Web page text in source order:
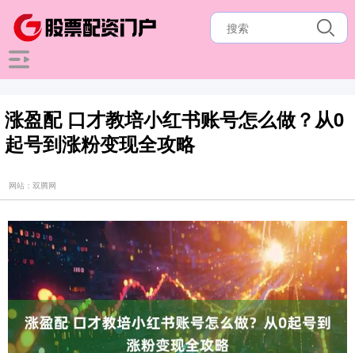
涨盈配 口才教培小红书账号怎么做？从0
起号到涨粉变现全攻略
网站：双腾网